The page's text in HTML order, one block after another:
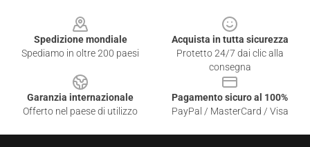
Spedizione mondiale
Spediamo in oltre 200 paesi
Acquista in tutta sicurezza
Protetto 24/7 dai clic alla
consegna
Garanzia internazionale
Offerto nel paese di utilizzo
Pagamento sicuro al 100%
PayPal / MasterCard / Visa